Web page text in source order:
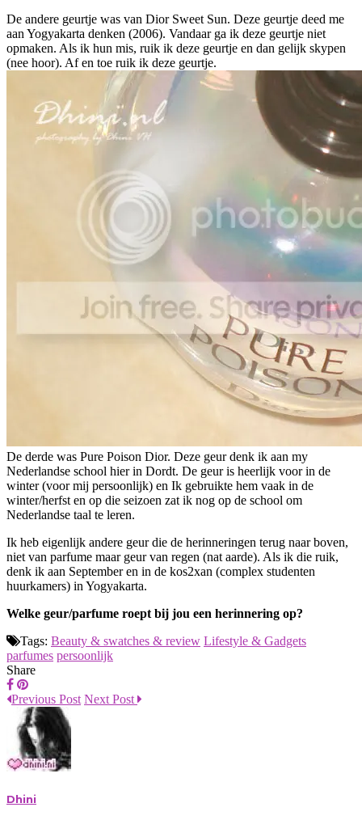
De andere geurtje was van Dior Sweet Sun. Deze geurtje deed me
aan Yogyakarta denken (2006). Vandaar ga ik deze geurtje niet
opmaken. Als ik hun mis, ruik ik deze geurtje en dan gelijk skypen
(nee hoor). Af en toe ruik ik deze geurtje.
De derde was Pure Poison Dior. Deze geur denk ik aan my
Nederlandse school hier in Dordt. De geur is heerlijk voor in de
winter (voor mij persoonlijk) en Ik gebruikte hem vaak in de
winter/herfst en op die seizoen zat ik nog op de school om
Nederlandse taal te leren.
Ik heb eigenlijk andere geur die de herinneringen terug naar boven,
niet van parfume maar geur van regen (nat aarde). Als ik die ruik,
denk ik aan September en in de kos2xan (complex studenten
huurkamers) in Yogyakarta.
Welke geur/parfume roept bij jou een herinnering op?
Tags: Beauty & swatches & review Lifestyle & Gadgets
parfumes persoonlijk
Share
Previous Post Next Post
Dhini